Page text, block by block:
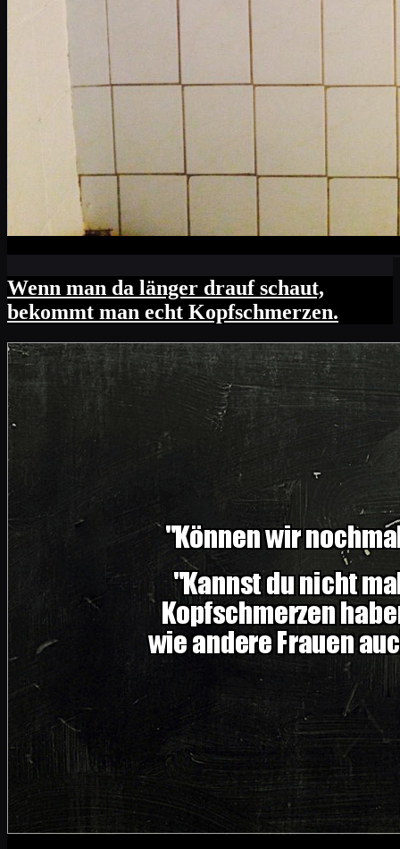
Wenn man da länger drauf schaut,
bekommt man echt Kopfschmerzen.